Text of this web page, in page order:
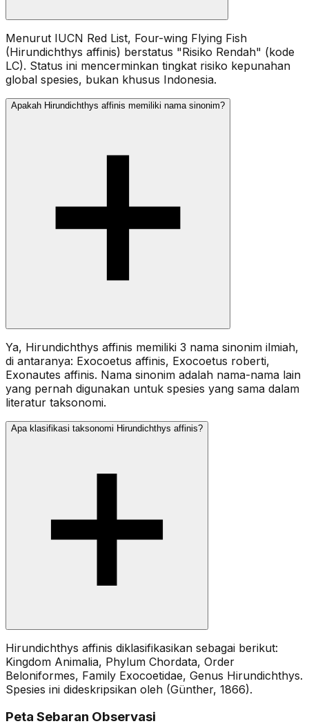
Menurut IUCN Red List, Four-wing Flying Fish
(Hirundichthys affinis) berstatus "Risiko Rendah" (kode
LC). Status ini mencerminkan tingkat risiko kepunahan
global spesies, bukan khusus Indonesia.
Apakah Hirundichthys affinis memiliki nama sinonim?
Ya, Hirundichthys affinis memiliki 3 nama sinonim ilmiah,
di antaranya: Exocoetus affinis, Exocoetus roberti,
Exonautes affinis. Nama sinonim adalah nama-nama lain
yang pernah digunakan untuk spesies yang sama dalam
literatur taksonomi.
Apa klasifikasi taksonomi Hirundichthys affinis?
Hirundichthys affinis diklasifikasikan sebagai berikut:
Kingdom Animalia, Phylum Chordata, Order
Beloniformes, Family Exocoetidae, Genus Hirundichthys.
Spesies ini dideskripsikan oleh (Günther, 1866).
Peta Sebaran Observasi